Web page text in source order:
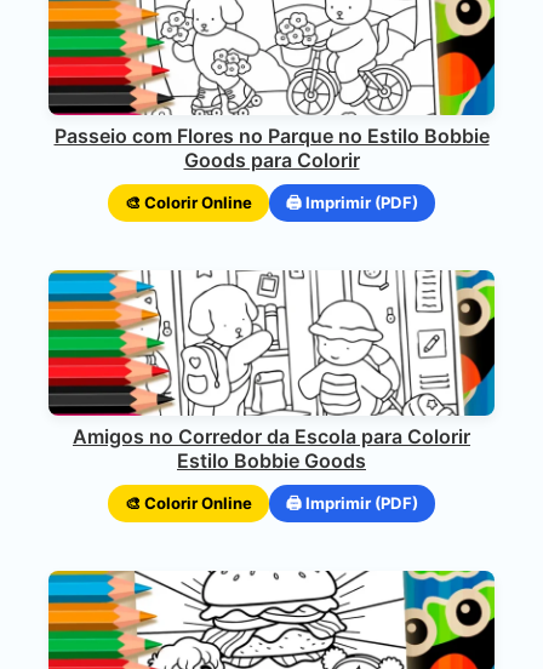
Passeio com Flores no Parque no Estilo Bobbie
Goods para Colorir
🎨 Colorir Online 🖨️ Imprimir (PDF)
Amigos no Corredor da Escola para Colorir
Estilo Bobbie Goods
🎨 Colorir Online 🖨️ Imprimir (PDF)